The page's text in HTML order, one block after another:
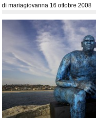
di mariagiovanna 16 ottobre 2008